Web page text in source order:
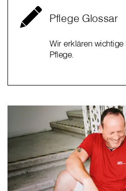
Pflege Glossar
Wir erklären
Pflege.